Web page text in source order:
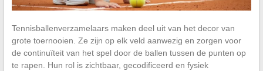
Tennisballenverzamelaars maken deel uit van het decor van
grote toernooien. Ze zijn op elk veld aanwezig en zorgen voor
de continuïteit van het spel door de ballen tussen de punten op
te rapen. Hun rol is zichtbaar, gecodificeerd en fysiek